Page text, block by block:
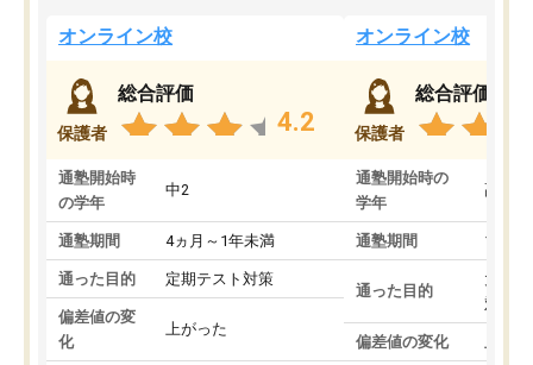
オンライン校
保護者
総合評価
4.2
通塾開始時
の学年
中2
通塾期間 4ヵ月～1年未満
通った目的 定期テスト対策
偏差値の変
化
上がった
オンライン校
保護者
総合評価
通塾開始時の
学年
高3
通塾期間 1～3
通った目的
大学
対策
偏差値の変化